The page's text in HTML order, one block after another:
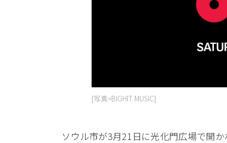
[写真=BIGHIT MUSIC]
ソウル市が3月21日に光化門広場で開